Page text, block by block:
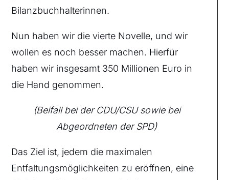
Bilanzbuchhalterinnen.
Nun haben wir die vierte Novelle, und wir
wollen es noch besser machen. Hierfür
haben wir insgesamt 350 Millionen Euro in
die Hand genommen.
(Beifall bei der CDU/CSU sowie bei
Abgeordneten der SPD)
Das Ziel ist, jedem die maximalen
Entfaltungsmöglichkeiten zu eröffnen, eine